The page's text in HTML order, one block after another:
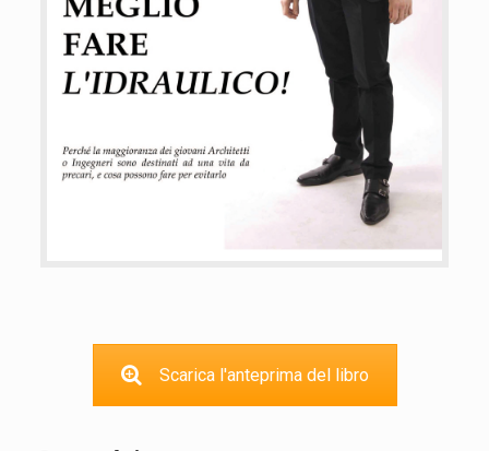
Scarica l'anteprima del libro